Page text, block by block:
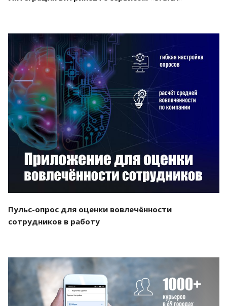
Смотреть проект
Пульс-опрос для оценки вовлечённости
сотрудников в работу